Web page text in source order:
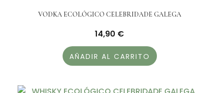
VODKA ECOLÓGICO CELEBRIDADE GALEGA
14,90 €
AÑADIR AL CARRITO